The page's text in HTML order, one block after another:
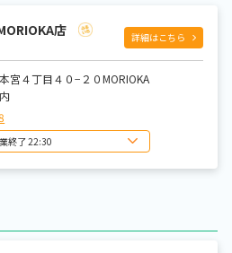
店 詳細はこちら
宮４丁目４０−２０MORIOKA
営業終了 22:30
8:00～22:30
8:00～22:30